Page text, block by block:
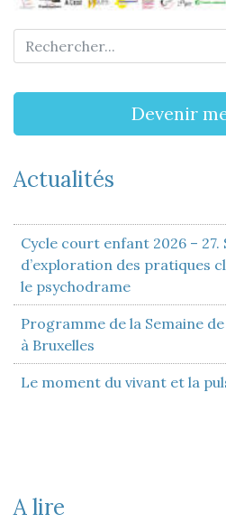
Devenir
Actualités
Cycle court enfant 2026 – 27.
d’exploration des pratiques
le psychodrame
Programme de la Semaine
à Bruxelles
Le moment du vivant et la
A lire